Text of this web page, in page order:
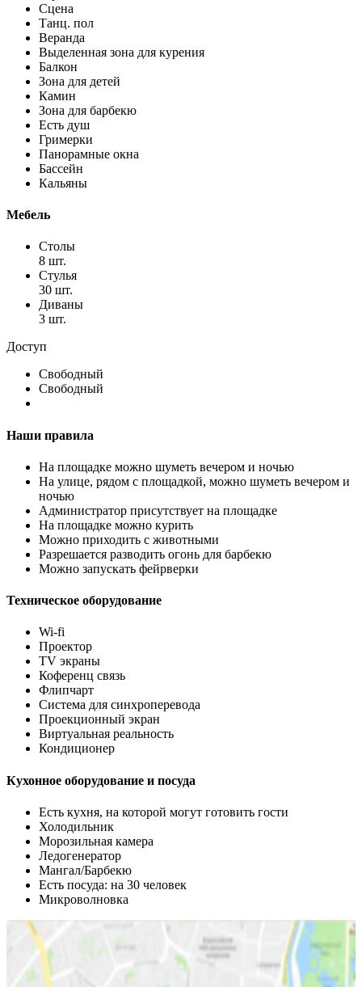
Сцена
Танц. пол
Веранда
Выделенная зона для курения
Балкон
Зона для детей
Камин
Зона для барбекю
Есть душ
Гримерки
Панорамные окна
Бассейн
Кальяны
Мебель
Столы
8 шт.
Стулья
30 шт.
Диваны
3 шт.
Доступ
Свободный
Свободный
Наши правила
На площадке можно шуметь вечером и ночью
На улице, рядом с площадкой, можно шуметь вечером и
ночью
Администратор присутствует на площадке
На площадке можно курить
Можно приходить с животными
Разрешается разводить огонь для барбекю
Можно запускать фейрверки
Техническое оборудование
Wi-fi
Проектор
TV экраны
Коференц связь
Флипчарт
Система для синхроперевода
Проекционный экран
Виртуальная реальность
Кондиционер
Кухонное оборудование и посуда
Есть кухня, на которой могут готовить гости
Холодильник
Морозильная камера
Ледогенератор
Мангал/Барбекю
Есть посуда: на 30 человек
Микроволновка